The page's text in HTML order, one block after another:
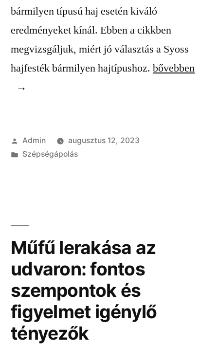
bármilyen típusú haj esetén kiváló
eredményeket kínál. Ebben a cikkben
megvizsgáljuk, miért jó választás a Syoss
hajfesték bármilyen hajtípushoz. “Syoss
bővebben
Szerző:
Admin
augusztus 12, 2023
Kategória:
Szépségápolás
Műfű lerakása az
udvaron: fontos
szempontok és
figyelmet igénylő
tényezők